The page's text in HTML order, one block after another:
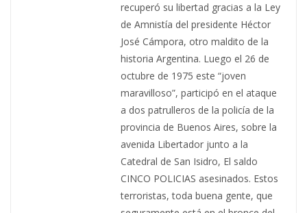
recuperó su libertad gracias a la Ley
de Amnistía del presidente Héctor
José Cámpora, otro maldito de la
historia Argentina. Luego el 26 de
octubre de 1975 este “joven
maravilloso”, participó en el ataque
a dos patrulleros de la policía de la
provincia de Buenos Aires, sobre la
avenida Libertador junto a la
Catedral de San Isidro, El saldo
CINCO POLICIAS asesinados. Estos
terroristas, toda buena gente, que